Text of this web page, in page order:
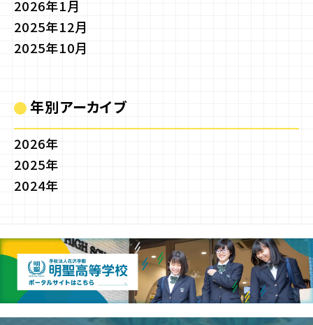
2026年1月
2025年12月
2025年10月
年別アーカイブ
2026年
2025年
2024年